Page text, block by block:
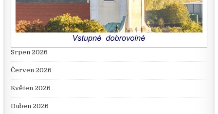
Srpen 2026
Červen 2026
Květen 2026
Duben 2026